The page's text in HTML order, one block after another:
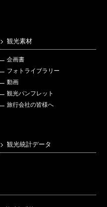
観光素材
企画書
フォトライブラリー
動画
観光パンフレット
旅行会社の皆様へ
観光統計データ